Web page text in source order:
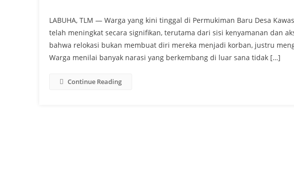
LABUHA, TLM — Warga yang kini tinggal di Permukiman Baru Desa
telah meningkat secara signifikan, terutama dari sisi kenyamanan dan
bahwa relokasi bukan membuat diri mereka menjadi korban, justru
Warga menilai banyak narasi yang berkembang di luar sana tidak […]
Continue Reading